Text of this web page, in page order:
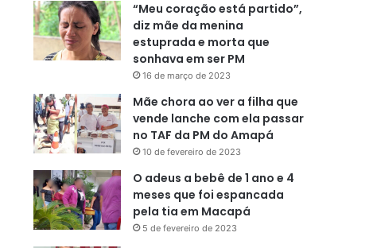
“Meu coração está partido”,
diz mãe da menina
estuprada e morta que
sonhava em ser PM
16 de março de 2023
Mãe chora ao ver a filha que
vende lanche com ela passar
no TAF da PM do Amapá
10 de fevereiro de 2023
O adeus a bebê de 1 ano e 4
meses que foi espancada
pela tia em Macapá
5 de fevereiro de 2023